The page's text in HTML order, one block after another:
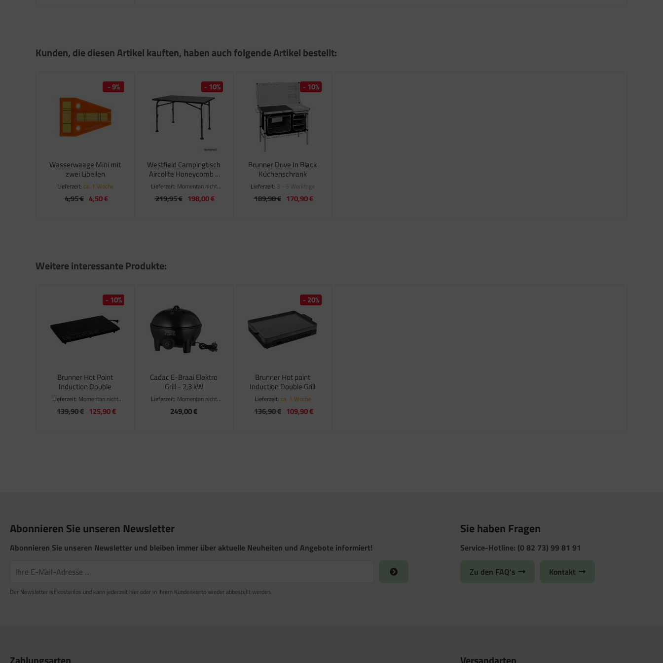
Kunden, die diesen Artikel kauften, haben auch folgende Artikel bestellt:
Wasserwaage Mini mit
zwei Libellen
Lieferzeit: ca. 1 Woche
4,95 € 4,50 €
- 9%
Westfield Campingtisch
Aircolite Honeycomb -
120 x 80 cm
Lieferzeit: Momentan nicht
verfügbar
219,95 € 198,00 €
- 10%
Brunner Drive In Black
Küchenschrank
Lieferzeit: 3 - 5 Werktage
189,90 € 170,90 €
- 10%
Weitere interessante Produkte:
Brunner Hot Point
Induction Double
Lieferzeit: Momentan nicht
verfügbar
139,90 € 125,90 €
- 10%
Cadac E-Braai Elektro
Grill - 2,3 kW
Lieferzeit: Momentan nicht
verfügbar
249,00 €
Brunner Hot point
Induction Double Grill
Lieferzeit: ca. 1 Woche
136,90 € 109,90 €
- 20%
Abonnieren Sie unseren Newsletter
Abonnieren Sie unseren Newsletter und bleiben immer über aktuelle Neuheiten und Angebote informiert!
Der Newsletter ist kostenlos und kann jederzeit hier oder in Ihrem Kundenkonto wieder abbestellt werden.
Sie haben Fragen
Service-Hotline: (0 82 73) 99 81 91
Zu den FAQ's Kontakt
für Fiamma Safe-Door